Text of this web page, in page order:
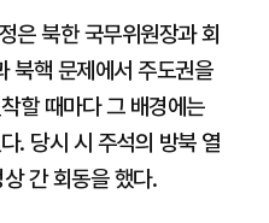
은 북한 국무위원장과 회
북핵 문제에서 주도권을
할 때마다 그 배경에는
. 당시 시 주석의 방북 열
간 회동을 했다.